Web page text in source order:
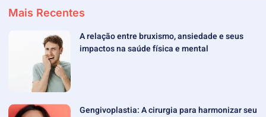
Mais Recentes
A relação entre bruxismo, ansiedade e seus
impactos na saúde física e mental
Gengivoplastia: A cirurgia para harmonizar seu